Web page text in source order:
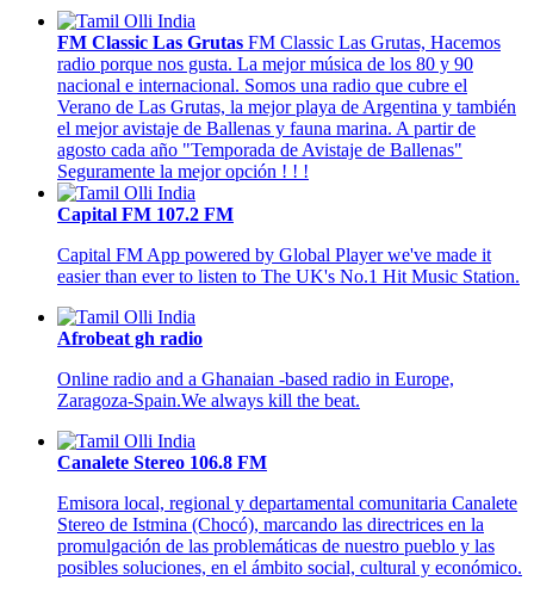
FM Classic Las Grutas FM Classic Las Grutas, Hacemos
radio porque nos gusta. La mejor música de los 80 y 90
nacional e internacional. Somos una radio que cubre el
Verano de Las Grutas, la mejor playa de Argentina y también
el mejor avistaje de Ballenas y fauna marina. A partir de
agosto cada año "Temporada de Avistaje de Ballenas"
Seguramente la mejor opción ! ! !
Capital FM 107.2 FM
Capital FM App powered by Global Player we've made it
easier than ever to listen to The UK's No.1 Hit Music Station.
Afrobeat gh radio
Online radio and a Ghanaian -based radio in Europe,
Zaragoza-Spain.We always kill the beat.
Canalete Stereo 106.8 FM
Emisora local, regional y departamental comunitaria Canalete
Stereo de Istmina (Chocó), marcando las directrices en la
promulgación de las problemáticas de nuestro pueblo y las
posibles soluciones, en el ámbito social, cultural y económico.